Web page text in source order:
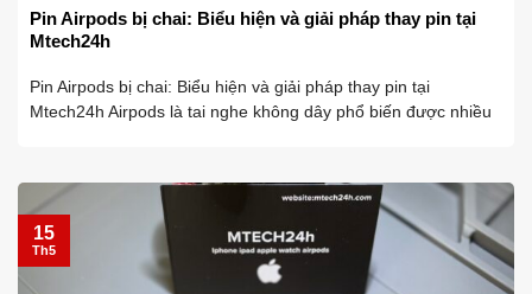
Pin Airpods bị chai: Biểu hiện và giải pháp thay pin tại
Mtech24h
Pin Airpods bị chai: Biểu hiện và giải pháp thay pin tại
Mtech24h Airpods là tai nghe không dây phổ biến được nhiều
15
Th5